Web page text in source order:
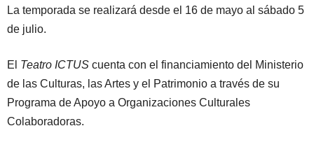
La temporada se realizará desde el 16 de mayo al sábado 5
de julio.
El Teatro ICTUS cuenta con el financiamiento del Ministerio
de las Culturas, las Artes y el Patrimonio a través de su
Programa de Apoyo a Organizaciones Culturales
Colaboradoras.